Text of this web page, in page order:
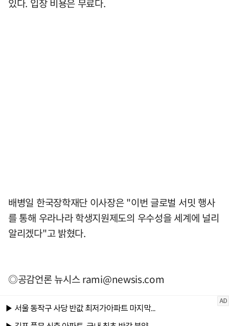
있다. 입장 비용은 무료다.
배병일 한국장학재단 이사장은 "이번 글로벌 서밋 행사
를 통해 우라나라 학생지원제도의 우수성을 세계에 널리
알리겠다"고 밝혔다.
◎공감언론 뉴시스rami@newsis.com